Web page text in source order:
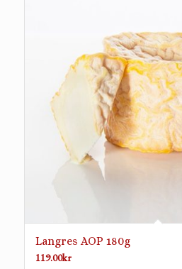
Langres AOP 180g
119.00kr